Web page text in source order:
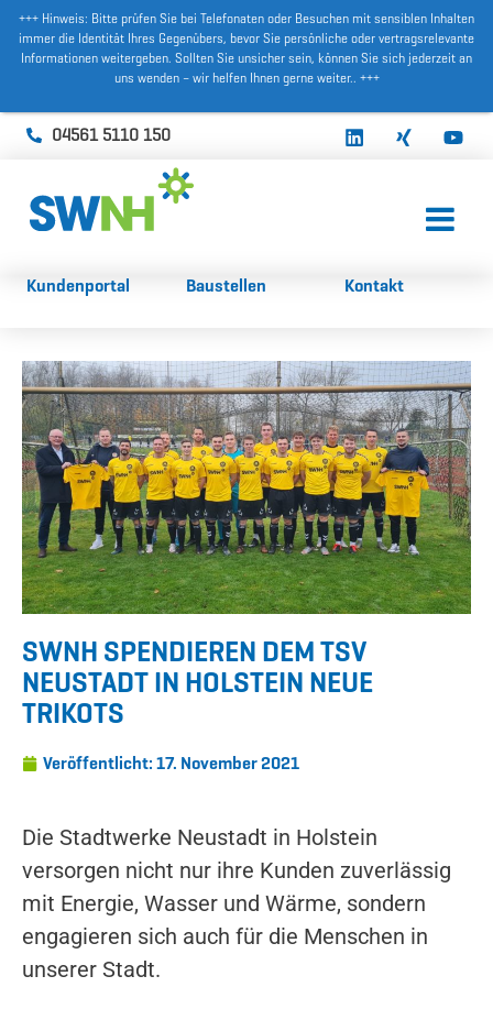
04561 5110 150
Kundenportal Baustellen Kontakt
SWNH SPENDIEREN DEM TSV
NEUSTADT IN HOLSTEIN NEUE
TRIKOTS
Veröffentlicht:17. November 2021
Die Stadtwerke Neustadt in Holstein
versorgen nicht nur ihre Kunden zuverlässig
mit Energie, Wasser und Wärme, sondern
engagieren sich auch für die Menschen in
unserer Stadt.
+++ Hinweis: Bitte prüfen Sie bei Telefonaten oder Besuchen mit sensiblen Inhalten
immer die Identität Ihres Gegenübers, bevor Sie persönliche oder vertragsrelevante
Informationen weitergeben. Sollten Sie unsicher sein, können Sie sich jederzeit an
uns wenden – wir helfen Ihnen gerne weiter.. +++